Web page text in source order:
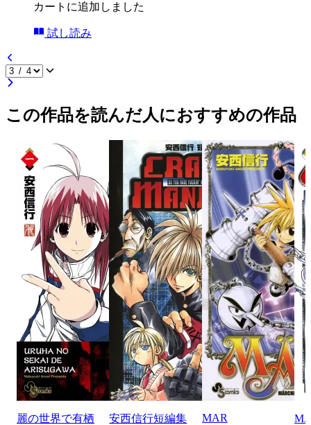
カートに追加しました
試し読み
この作品を読んだ人におすすめの作品
麗の世界で有栖
安西信行短編集 MAR